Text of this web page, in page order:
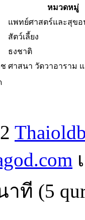
หมวดหมู่
แพทย์ศาสตร์และสุขอ
สัตว์เลี้ยง
ธงชาติ
ศาสนา วัดวาอาราม
าที (5